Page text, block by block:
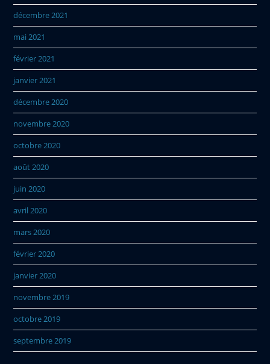
décembre 2021
mai 2021
février 2021
janvier 2021
décembre 2020
novembre 2020
octobre 2020
août 2020
juin 2020
avril 2020
mars 2020
février 2020
janvier 2020
novembre 2019
octobre 2019
septembre 2019